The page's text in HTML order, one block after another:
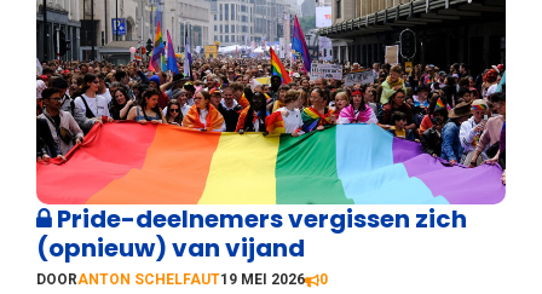
Pride-deelnemers vergissen zich
(opnieuw) van vijand
DOORANTON SCHELFAUT19 MEI 2026 0